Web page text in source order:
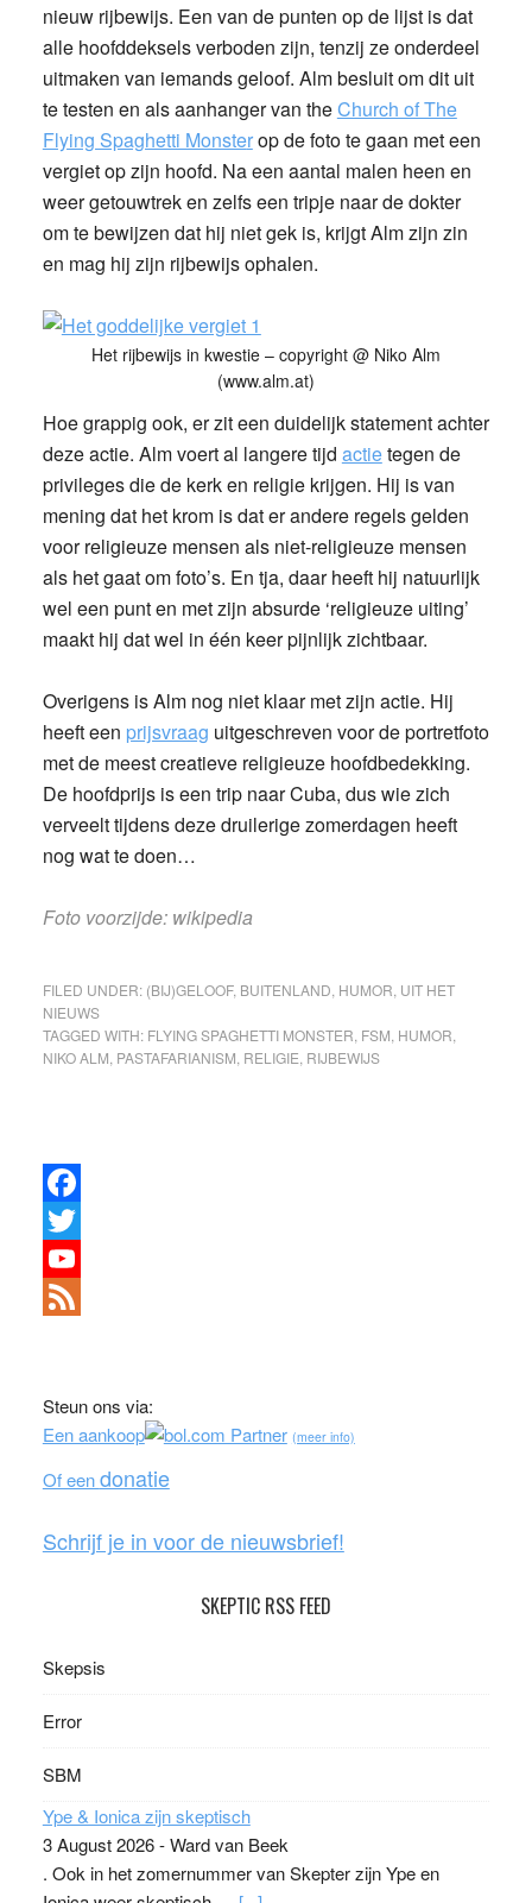
nieuw rijbewijs. Een van de punten op de lijst is dat
alle hoofddeksels verboden zijn, tenzij ze onderdeel
uitmaken van iemands geloof. Alm besluit om dit uit
te testen en als aanhanger van theChurch of The
Flying Spaghetti Monsterop de foto te gaan met een
vergiet op zijn hoofd. Na een aantal malen heen en
weer getouwtrek en zelfs een tripje naar de dokter
om te bewijzen dat hij niet gek is, krijgt Alm zijn zin
en mag hij zijn rijbewijs ophalen.
Het rijbewijs in kwestie – copyright @ Niko Alm
(www.alm.at)
Hoe grappig ook, er zit een duidelijk statement achter
deze actie. Alm voert al langere tijd actietegen de
privileges die de kerk en religie krijgen. Hij is van
mening dat het krom is dat er andere regels gelden
voor religieuze mensen als niet-religieuze mensen
als het gaat om foto’s. En tja, daar heeft hij natuurlijk
wel een punt en met zijn absurde ‘religieuze uiting’
maakt hij dat wel in één keer pijnlijk zichtbaar.
Overigens is Alm nog niet klaar met zijn actie. Hij
heeft een prijsvraag uitgeschreven voor de portretfoto
met de meest creatieve religieuze hoofdbedekking.
De hoofdprijs is een trip naar Cuba, dus wie zich
verveelt tijdens deze druilerige zomerdagen heeft
nog wat te doen…
Foto voorzijde: wikipedia
FILED UNDER: (BIJ)GELOOF, BUITENLAND HUMOR UIT HET
NIEUWS
TAGGED WITH: FLYING SPAGHETTI MONSTER FSM HUMOR
NIKO ALM PASTAFARIANISM RELIGIE RIJBEWIJS
Primary
Sidebar
F
a
c
o
o
k
T
w
t
e
r
Y
T
u
b
e
d
Steun ons via:
Een aankoop
(meer info)
Of eendonatie
Schrijf je in voor de nieuwsbrief!
SKEPTIC RSS FEED
Skepsis
Error
SBM
Ype & Ionica zijn skeptisch
3 August 2026-Ward van Beek
. Ook in het zomernummer van Skepter zijn Ype en